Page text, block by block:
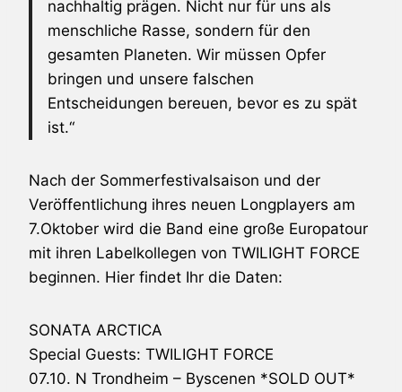
nachhaltig prägen. Nicht nur für uns als
menschliche Rasse, sondern für den
gesamten Planeten. Wir müssen Opfer
bringen und unsere falschen
Entscheidungen bereuen, bevor es zu spät
ist.“
Nach der Sommerfestivalsaison und der
Veröffentlichung ihres neuen Longplayers am
7.Oktober wird die Band eine große Europatour
mit ihren Labelkollegen von TWILIGHT FORCE
beginnen. Hier findet Ihr die Daten:
SONATA ARCTICA
Special Guests: TWILIGHT FORCE
07.10. N Trondheim – Byscenen *SOLD OUT*